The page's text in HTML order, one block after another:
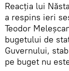
Reacția lui
a respins ieri
Teodor
bugetului de
Guvernului,
pe buget nu